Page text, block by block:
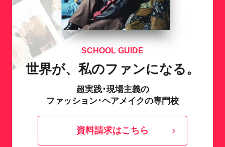
SCHOOL GUIDE
世界が、私のファンになる。
超実践･現場主義の
ファッション･ヘアメイクの専門校
資料請求はこちら